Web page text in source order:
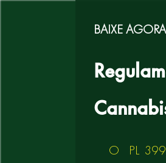
BAIXE
O PL